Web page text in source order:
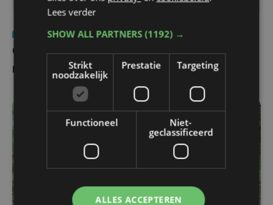
Toerisme wo 19 april 2023
Gaverbeek in De Gavers binnenkort 130
meter langer
Lees verder
SHOW ALL PARTNERS(1192) →
Strikt
noodzakelijk
Prestatie Targeting
Functioneel
Niet-
geclassificeerd
ALLES ACCEPTEREN